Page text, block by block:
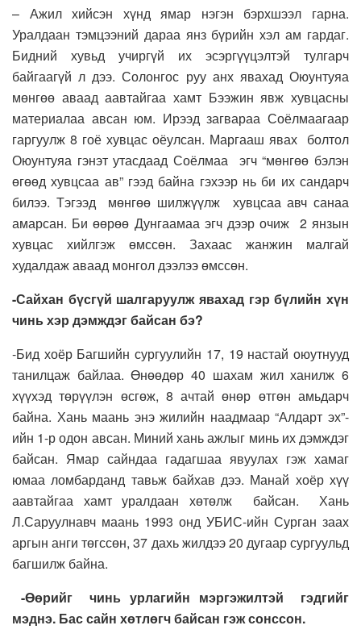
– Ажил хийсэн хүнд ямар нэгэн бэрхшээл гарна.
Уралдаан тэмцээний дараа янз бүрийн хэл ам гардаг.
Бидний хувьд учиргүй их эсэргүүцэлтэй тулгарч
байгаагүй л дээ. Солонгос руу анх явахад Оюунтуяа
мөнгөө аваад аавтайгаа хамт Бээжин явж хувцасны
материалаа авсан юм. Ирээд загвараа Соёлмаагаар
гаргуулж 8 гоё хувцас оёулсан. Маргааш явах болтол
Оюунтуяа гэнэт утасдаад Соёлмаа эгч “мөнгөө бэлэн
өгөөд хувцсаа ав” гээд байна гэхээр нь би их сандарч
билээ. Тэгээд мөнгөө шилжүүлж хувцсаа авч санаа
амарсан. Би өөрөө Дунгаамаа эгч дээр очиж 2 янзын
хувцас хийлгэж өмссөн. Захаас жанжин малгай
худалдаж аваад монгол дээлээ өмссөн.
-Сайхан бүсгүй шалгаруулж явахад гэр бүлийн хүн
чинь хэр дэмждэг байсан бэ?
-Бид хоёр Багшийн сургуулийн 17, 19 настай оюутнууд
танилцаж байлаа. Өнөөдөр 40 шахам жил ханилж 6
хүүхэд төрүүлэн өсгөж, 8 ачтай өнөр өтгөн амьдарч
байна. Хань маань энэ жилийн наадмаар “Алдарт эх”-
ийн 1-р одон авсан. Миний хань ажлыг минь их дэмждэг
байсан. Ямар сайндаа гадагшаа явуулах гэж хамаг
юмаа ломбарданд тавьж байхав дээ. Манай хоёр хүү
аавтайгаа хамт уралдаан хөтөлж байсан. Хань
Л.Саруулнавч маань 1993 онд УБИС-ийн Сурган заах
аргын анги төгссөн, 37 дахь жилдээ 20 дугаар сургуульд
багшилж байна.
-Өөрийг чинь урлагийн мэргэжилтэй гэдгийг
мэднэ. Бас сайн хөтлөгч байсан гэж сонссон.